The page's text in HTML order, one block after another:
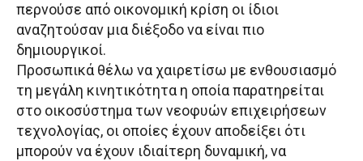
περνούσε από οικονομική κρίση οι ίδιοι
αναζητούσαν μια διέξοδο να είναι πιο
δημιουργικοί.
Προσωπικά θέλω να χαιρετίσω με ενθουσιασμό
τη μεγάλη κινητικότητα η οποία παρατηρείται
στο οικοσύστημα των νεοφυών επιχειρήσεων
τεχνολογίας, οι οποίες έχουν αποδείξει ότι
μπορούν να έχουν ιδιαίτερη δυναμική, να